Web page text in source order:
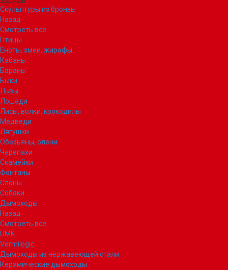
Скульптуры из бронзы
Назад
Смотреть все
Птицы
Еноты, змеи, жирафы
Кабаны
Бараны
Быки
Львы
Лошади
Лисы, волки, крокодилы
Медведи
Лягушки
Обезьяны, олени
Черепахи
Скамейки
Фонтаны
Слоны
Собаки
Дымоходы
Назад
Смотреть все
UMK
Vermilogic
Дымоходы из нержавеющей стали
Керамические дымоходы